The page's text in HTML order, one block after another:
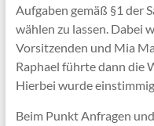
Aufgaben gemäß §1 der
wählen zu lassen. Dabei
Vorsitzenden und Mia
Raphael führte dann die
Hierbei wurde
Beim Punkt Anfragen